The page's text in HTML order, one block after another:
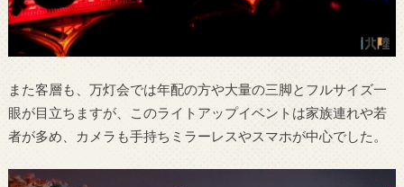
また客層も、万灯会では年配の方や大量の三脚とフルサイズ一
眼が目立ちますが、このライトアップイベントは家族連れや若
者が多め、カメラも手持ちミラーレスやスマホが中心でした。